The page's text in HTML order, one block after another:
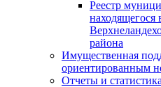
Реестр
находящегося
района
Имущественная
ориентированным
Отчеты и статистика